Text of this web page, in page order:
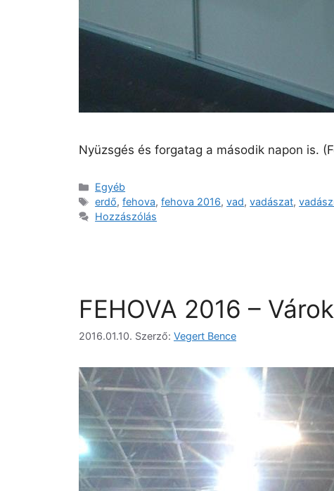
Nyüzsgés és forgatag a második napon is.
Egyéb
erdő,fehova,fehova 2016,vad,vadászat,
Hozzászólás
FEHOVA 2016 –
2016.01.10. Szerző: Vegert Bence